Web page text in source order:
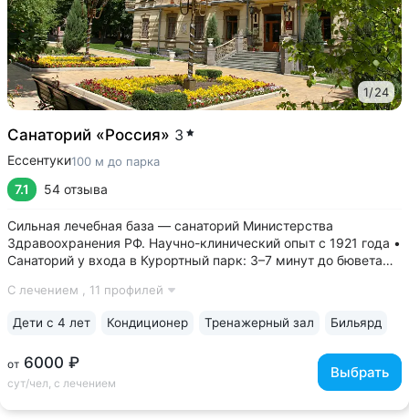
1/24
Санаторий «Россия» 3
Ессентуки100 м до парка
7.1 54 отзыва
Сильная лечебная база — санаторий Министерства
Здравоохранения РФ. Научно-клинический опыт с 1921 года •
Санаторий у входа в Курортный парк: 3–7 минут до бювета
источника № 17 • Победитель номинации «Лучшие
С лечением , 11 профилей
от 6000 ₽
сут/чел, с лечением
Выбрать
Дети с 4 лет Кондиционер Тренажерный зал Бильярд